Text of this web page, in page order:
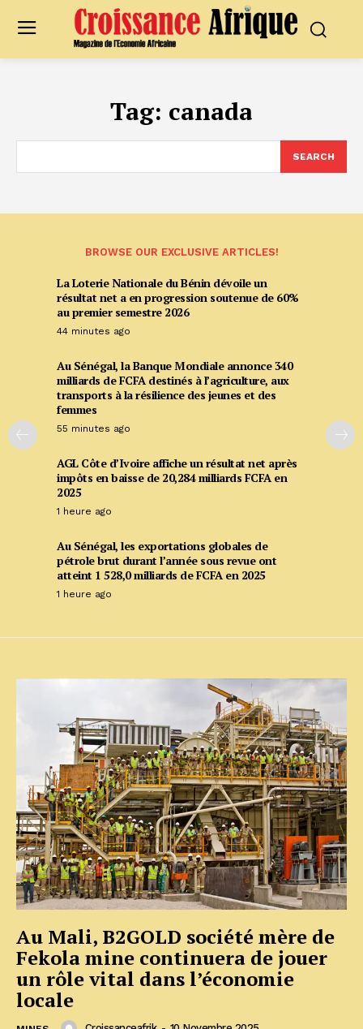
Tag: canada
SEARCH
BROWSE OUR EXCLUSIVE ARTICLES!
La Loterie Nationale du Bénin dévoile un
résultat net a en progression soutenue de 60%
au premier semestre 2026
44 minutes ago
Au Sénégal, la Banque Mondiale annonce 340
milliards de FCFA destinés à l’agriculture, aux
transports à la résilience des jeunes et des
femmes
55 minutes ago
AGL Côte d’Ivoire affiche un résultat net après
impôts en baisse de 20,284 milliards FCFA en
2025
1 heure ago
Au Sénégal, les exportations globales de
pétrole brut durant l’année sous revue ont
atteint 1 528,0 milliards de FCFA en 2025
1 heure ago
Au Mali, B2GOLD société mère de
Fekola mine continuera de jouer
un rôle vital dans l’économie
locale